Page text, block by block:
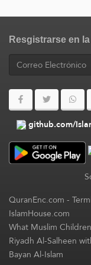
Resgistrarse en
github.com/
QuranEnc.com-
IslamHouse.com
What Muslim
Riyadh Al-Salheen
Bayan Al-Islam